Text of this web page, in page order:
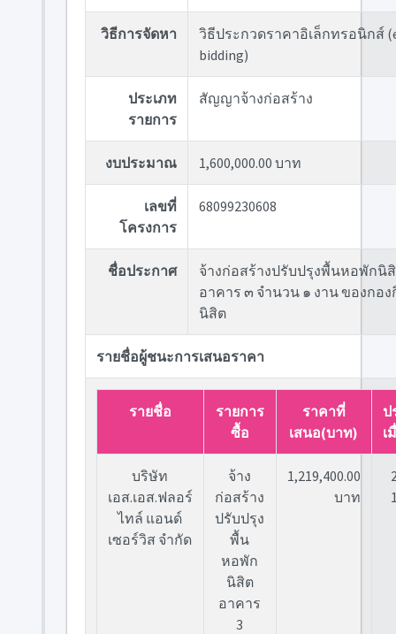
วิธีการจัดหา
วิธีประกวดราคาอิเล็กทรอนิกส์
bidding)
ประเภท
รายการ
สัญญาจ้างก่อสร้าง
งบประมาณ 1,600,000.00 บาท
เลขที่
โครงการ
68099230608
ชื่อประกาศ
จ้างก่อสร้างปรับปรุงพื้นหอพักนิ
อาคาร ๓ จำนวน ๑ งาน ของกอง
นิสิต
รายชื่อผู้ชนะการเสนอราคา
รายชื่อ
รายการ
ซื้อ
ราคาที่
เสนอ(บาท)
ป
เ
บริษัท
เอส.เอส.ฟลอร์
ไทล์ แอนด์
เซอร์วิส จำกัด
จ้าง
ก่อสร้าง
ปรับปรุง
พื้น
หอพัก
นิสิต
อาคาร
3
1,219,400.00
บาท